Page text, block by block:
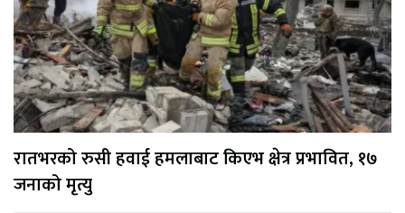
रातभरको रुसी हवाई हमलाबाट किएभ क्षेत्र प्रभावित, १७
जनाको मृत्यु